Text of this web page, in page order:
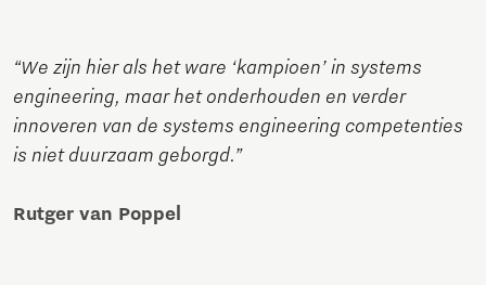
“We zijn hier als het ware ‘kampioen’ in systems
engineering, maar het onderhouden en verder
innoveren van de systems engineering competenties
is niet duurzaam geborgd.”
Rutger van Poppel